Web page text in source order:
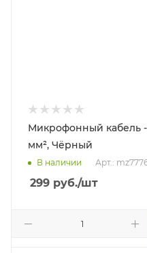
Микрофонный кабель -
мм², Чёрный
В наличии Арт.:
299 руб./шт